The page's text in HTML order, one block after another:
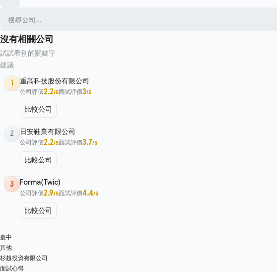
沒有相關公司
試試看別的關鍵字
建議
1 重高科技股份有限公司
公司評價2.2/5面試評價3/5
比較公司
2 日安鞋業有限公司
公司評價2.2/5面試評價3.7/5
比較公司
3 Forma(Twic)
公司評價2.9/5面試評價4.4/5
比較公司
臺中
其他
杉越投資有限公司
面試心得